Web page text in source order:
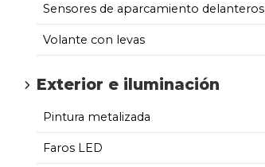
Sensores de aparcamiento delanteros
Volante con levas
Exterior e iluminación
Pintura metalizada
Faros LED